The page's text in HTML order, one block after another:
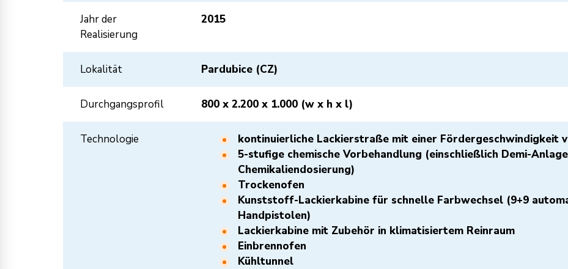
Jahr der
Realisierung
2015
Lokalität Pardubice (CZ)
Durchgangsprofil 800 x 2.200 x 1.000 (w x h x l)
Technologie
kontinuierliche Lackierstraße mit einer Fördergeschwindigkeit
5-stufige chemische Vorbehandlung (einschließlich Demi-
Chemikaliendosierung)
Trockenofen
Kunststoff-Lackierkabine für schnelle Farbwechsel (9+9
Handpistolen)
Lackierkabine mit Zubehör in klimatisiertem Reinraum
Einbrennofen
Kühltunnel